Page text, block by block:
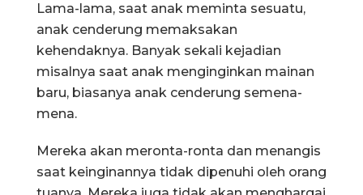
Lama-lama, saat anak meminta sesuatu,
anak cenderung memaksakan
kehendaknya. Banyak sekali kejadian
misalnya saat anak menginginkan mainan
baru, biasanya anak cenderung semena-
mena.
Mereka akan meronta-ronta dan menangis
saat keinginannya tidak dipenuhi oleh orang